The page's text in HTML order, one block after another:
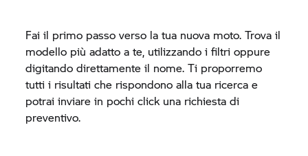
Fai il primo passo verso la tua nuova moto. Trova il
modello più adatto a te, utilizzando i filtri oppure
digitando direttamente il nome. Ti proporremo
tutti i risultati che rispondono alla tua ricerca e
potrai inviare in pochi click una richiesta di
preventivo.